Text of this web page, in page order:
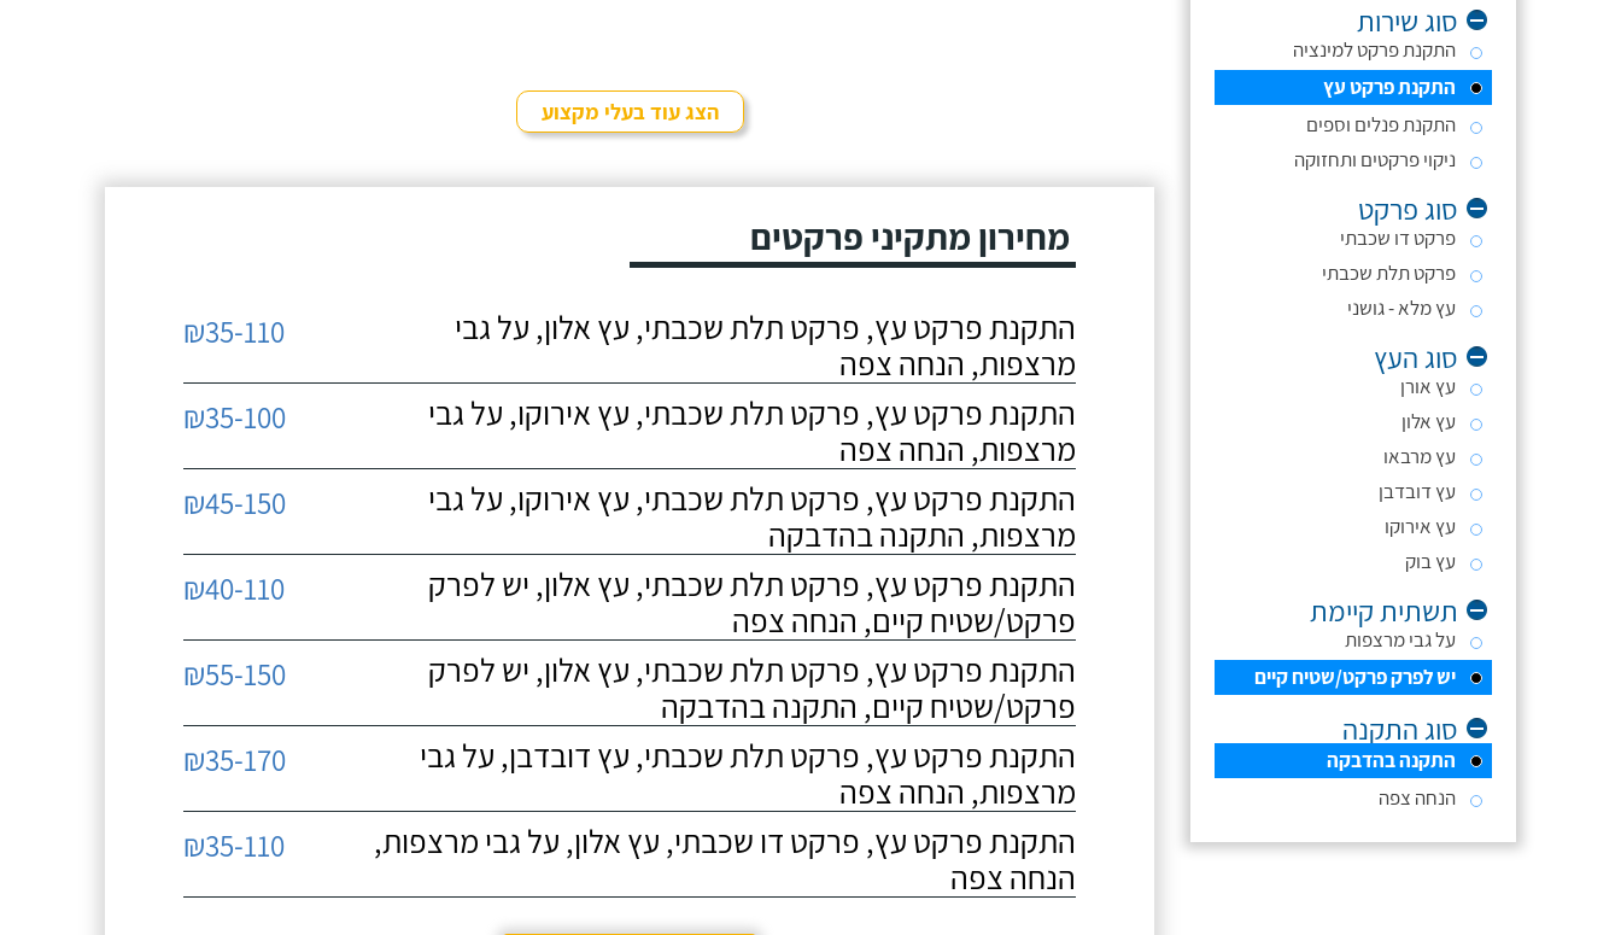
סוג שירות
התקנת פרקט למינציה
התקנת פרקט עץ
התקנת פנלים וספים
ניקוי פרקטים ותחזוקה
סוג פרקט
פרקט דו שכבתי
פרקט תלת שכבתי
עץ מלא - גושני
סוג העץ
עץ אורן
עץ אלון
עץ מרבאו
עץ דובדבן
עץ אירוקו
עץ בוק
תשתית קיימת
על גבי מרצפות
יש לפרק פרקט/שטיח קיים
סוג התקנה
התקנה בהדבקה
הנחה צפה
הצג עוד בעלי מקצוע
מחירון מתקיני פרקטים
התקנת פרקט עץ, פרקט תלת שכבתי, עץ אלון, על גבי
מרצפות, הנחה צפה
₪35-110
התקנת פרקט עץ, פרקט תלת שכבתי, עץ אירוקו, על גבי
מרצפות, הנחה צפה
₪35-100
התקנת פרקט עץ, פרקט תלת שכבתי, עץ אירוקו, על גבי
מרצפות, התקנה בהדבקה
₪45-150
התקנת פרקט עץ, פרקט תלת שכבתי, עץ אלון, יש לפרק
פרקט/שטיח קיים, הנחה צפה
₪40-110
התקנת פרקט עץ, פרקט תלת שכבתי, עץ אלון, יש לפרק
פרקט/שטיח קיים, התקנה בהדבקה
₪55-150
התקנת פרקט עץ, פרקט תלת שכבתי, עץ דובדבן, על גבי
מרצפות, הנחה צפה
₪35-170
התקנת פרקט עץ, פרקט דו שכבתי, עץ אלון, על גבי מרצפות,
הנחה צפה
₪35-110